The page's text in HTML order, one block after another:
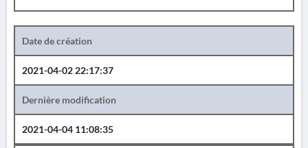
Date de création
2021-04-02 22:17:37
Dernière modification
2021-04-04 11:08:35